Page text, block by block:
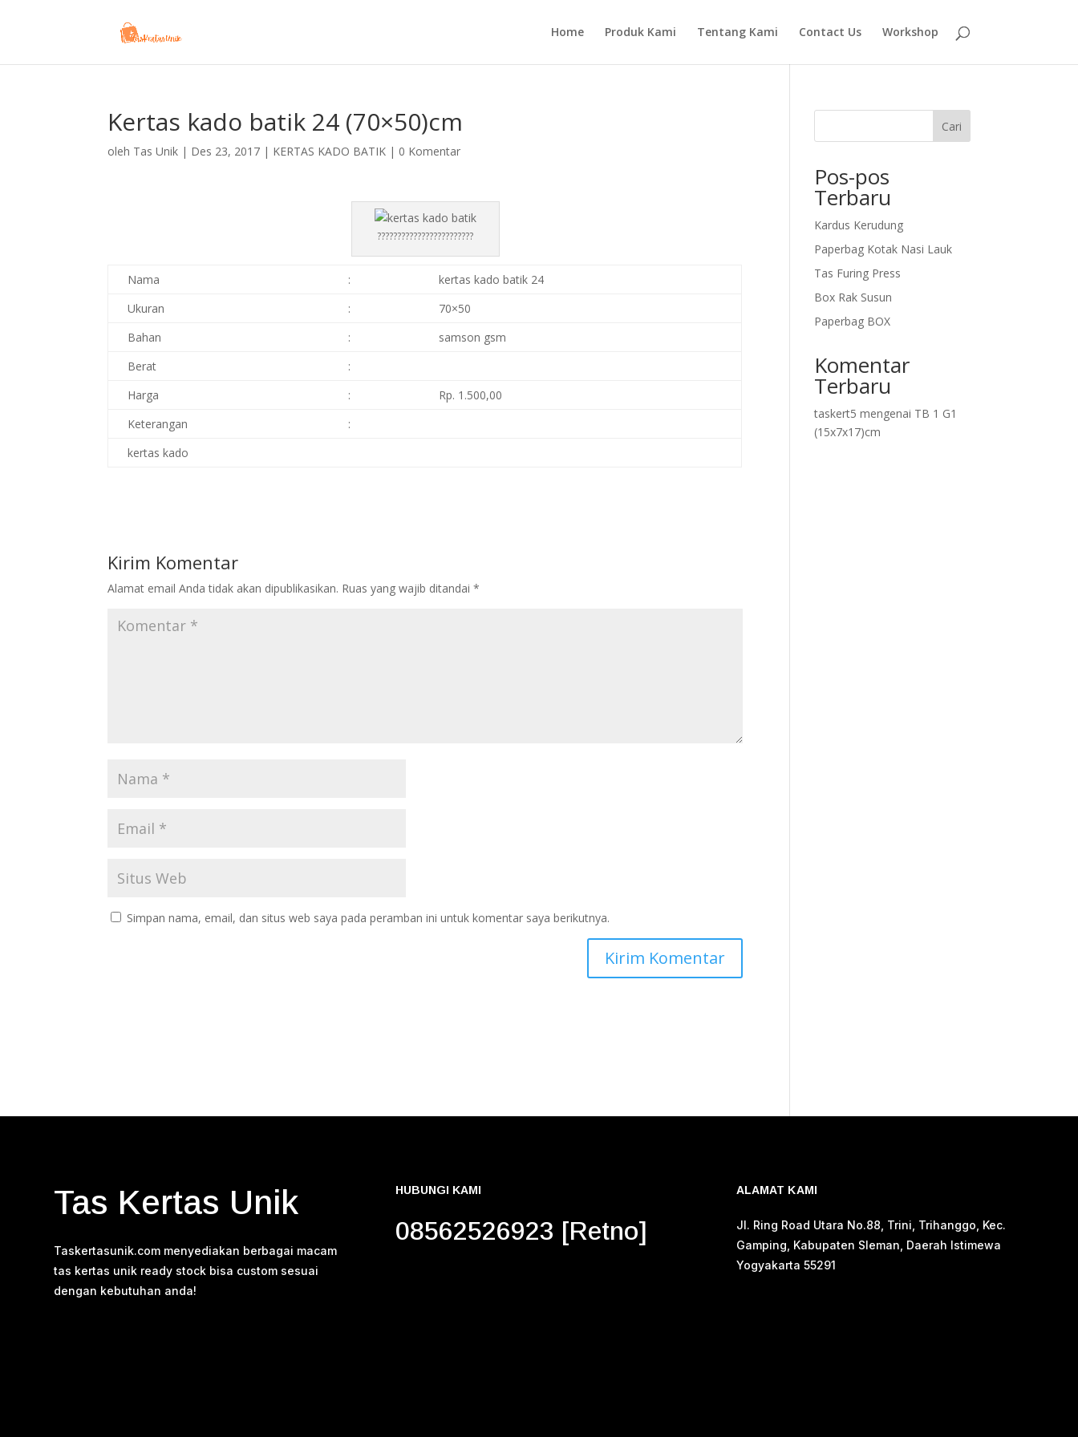
Home Produk Kami Tentang Kami Contact Us Workshop
Kertas kado batik 24 (70×50)cm
oleh Tas Unik | Des 23, 2017 | KERTAS KADO BATIK | 0 Komentar
????????????????????????
Nama :
kertas kado batik 24
Ukuran
:
70×50
Bahan
:
samson gsm
Berat
:
Harga
:
Rp. 1.500,00
Keterangan
:
kertas kado
Kirim Komentar
Alamat email Anda tidak akan dipublikasikan. Ruas yang wajib ditandai*
Simpan nama, email, dan situs web saya pada peramban ini untuk komentar saya berikutnya.
Cari
Pos-pos
Terbaru
Kardus Kerudung
Paperbag Kotak Nasi Lauk
Tas Furing Press
Box Rak Susun
Paperbag BOX
Komentar
Terbaru
taskert5 mengenai TB 1 G1
(15x7x17)cm
Tas Kertas Unik
Taskertasunik.com menyediakan berbagai macam
tas kertas unik ready stock bisa custom sesuai
dengan kebutuhan anda!
HUBUNGI KAMI
08562526923 [Retno]
ALAMAT KAMI
Jl. Ring Road Utara No.88, Trini, Trihanggo, Kec.
Gamping, Kabupaten Sleman, Daerah Istimewa
Yogyakarta 55291